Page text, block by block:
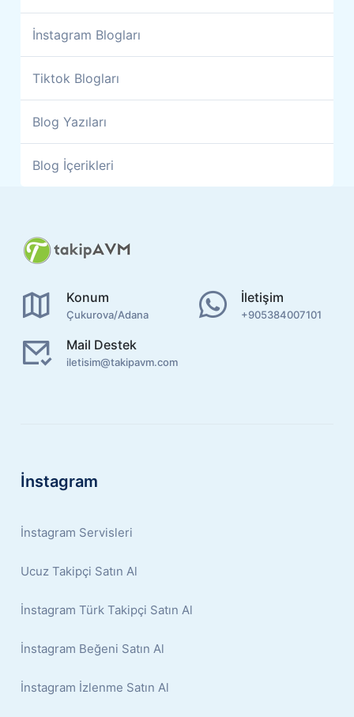
İnstagram Blogları
Tiktok Blogları
Blog Yazıları
Blog İçerikleri
Konum
Çukurova/Adana
İletişim
+905384007101
Mail Destek
iletisim@takipavm.com
İnstagram
İnstagram Servisleri
Ucuz Takipçi Satın Al
İnstagram Türk Takipçi Satın Al
İnstagram Beğeni Satın Al
İnstagram İzlenme Satın Al